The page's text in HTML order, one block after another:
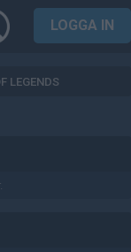
LOGGA IN
LEGENDS